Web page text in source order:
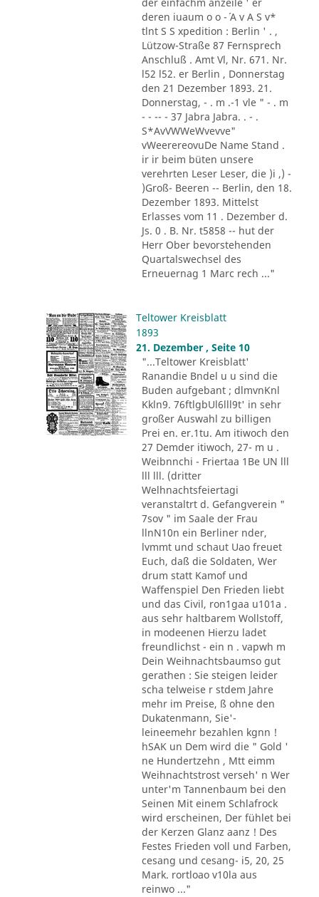
deren iuaum o o -´ A v A S v*
tlnt S S xpedition : Berlin ' . ,
Lützow-Straße 87 Fernsprech
Anschluß . Amt Vl, Nr. 671. Nr.
l52 l52. er Berlin , Donnerstag
den 21 Dezember 1893. 21.
Donnerstag, - . m .-1 vle " - . m
- - -- - 37 Jabra Jabra. . - .
S*AvVWWeWvevve"
vWeerereovuDe Name Stand .
ir ir beim büten unsere
verehrten Leser Leser, die )i ,) -
)Groß- Beeren -- Berlin, den 18.
Dezember 1893. Mittelst
Erlasses vom 11 . Dezember d.
Js. 0 . B. Nr. t5858 -- hut der
Herr Ober bevorstehenden
Quartalswechsel des
Erneuernag 1 Marc rech ..."
Teltower Kreisblatt
1893
21. Dezember , Seite 10
"...Teltower Kreisblatt'
Ranandie Bndel u u sind die
Buden aufgebant ; dlmvnKnl
Kkln9. 76ftlgbUl6lll9t' in sehr
großer Auswahl zu billigen
Prei en. er.1tu. Am itiwoch den
27 Demder itiwoch, 27- m u .
Weibnnchi - Friertaa 1Be UN lll
lll lll. (dritter
Welhnachtsfeiertagi
veranstaltrt d. Gefangverein "
7sov " im Saale der Frau
llnN10n ein Berliner nder,
lvmmt und schaut Uao freuet
Euch, daß die Soldaten, Wer
drum statt Kamof und
Waffenspiel Den Frieden liebt
und das Civil, ron1gaa u101a .
aus sehr haltbarem Wollstoff,
in modeenen Hierzu ladet
freundlichst - ein n . vapwh m
Dein Weihnachtsbaumso gut
gerathen : Sie steigen leider
scha telweise r stdem Jahre
mehr im Preise, ß ohne den
Dukatenmann, Sie'-
leineemehr bezahlen kgnn !
hSAK un Dem wird die " Gold '
ne Hundertzehn , Mtt eimm
Weihnachtstrost verseh' n Wer
unter'm Tannenbaum bei den
Seinen Mit einem Schlafrock
wird erscheinen, Der fühlet bei
der Kerzen Glanz aanz ! Des
Festes Frieden voll und Farben,
cesang und cesang- i5, 20, 25
Mark. rortloao v10la aus
reinwo ..."